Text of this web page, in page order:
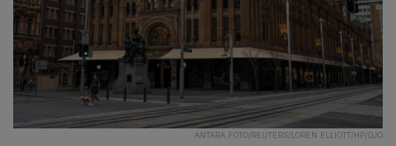
ANTARA FOTO/REUTERS/LOREN ELLIOTT/HP/DJO